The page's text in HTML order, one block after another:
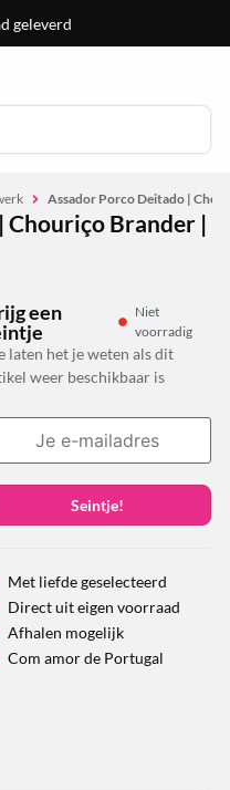
geleverd
Assador Porco Deitado |
Chouriço Brander |
een
Niet
voorradig
laten het je weten als dit
weer beschikbaar is
Seintje!
Met liefde geselecteerd
Direct uit eigen voorraad
Afhalen mogelijk
Com amor de Portugal